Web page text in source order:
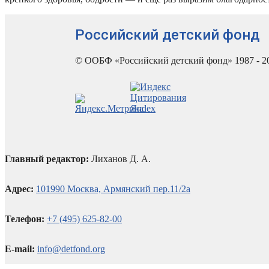
Российский детский фонд
© ООБФ «Российский детский фонд» 1987 -
Главный редактор: Лиханов Д. А.
Адрес: 101990 Москва, Армянский пер.11/2а
Телефон: +7 (495) 625-82-00
E-mail: info@detfond.org